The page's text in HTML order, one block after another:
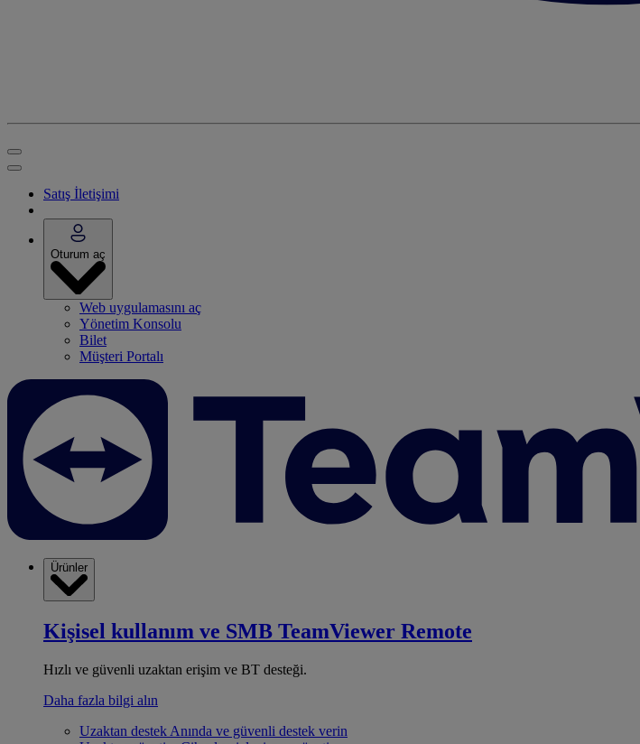
Satış İletişimi
Oturum aç
Web uygulamasını aç
Yönetim Konsolu
Bilet
Müşteri Portalı
Ürünler
Kişisel kullanım ve SMB TeamViewer Remote
Hızlı ve güvenli uzaktan erişim ve BT desteği.
Daha fazla bilgi alın
Uzaktan destek Anında ve güvenli destek verin